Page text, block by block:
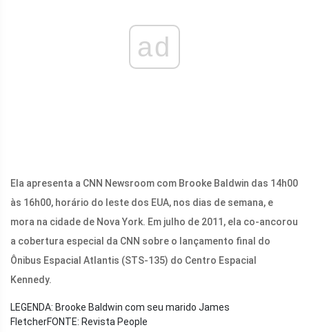
ad
Ela apresenta a CNN Newsroom com Brooke Baldwin das 14h00
às 16h00, horário do leste dos EUA, nos dias de semana, e
mora na cidade de Nova York. Em julho de 2011, ela co-ancorou
a cobertura especial da CNN sobre o lançamento final do
Ônibus Espacial Atlantis (STS-135) do Centro Espacial
Kennedy.
LEGENDA: Brooke Baldwin com seu marido James
FletcherFONTE: Revista People